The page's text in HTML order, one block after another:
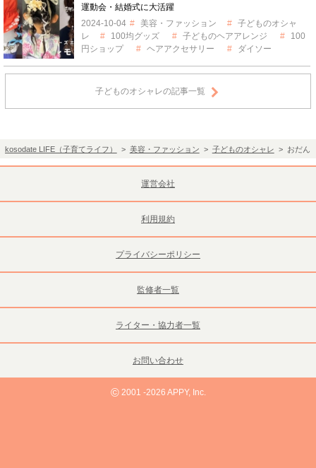
運動会・結婚式に大活躍
2024-10-04
美容・ファッション
子どものオシャ
レ
100均グッズ 子どものヘアアレンジ
100
円ショップ
ヘアアクセサリー ダイソー
子どものオシャレの記事一覧
kosodate LIFE（子育てライフ） > 美容・ファッション > 子どものオシャレ > おだん
運営会社
利用規約
プライバシーポリシー
監修者一覧
ライター・協力者一覧
お問い合わせ
©2001 -2026 APPY, Inc.